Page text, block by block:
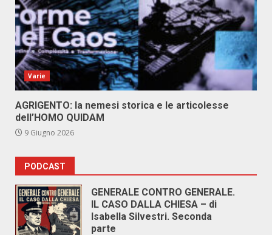
Varie
AGRIGENTO: la nemesi storica e le articolesse
dell’HOMO QUIDAM
9 Giugno 2026
PODCAST
GENERALE CONTRO GENERALE.
IL CASO DALLA CHIESA – di
Isabella Silvestri. Seconda
parte